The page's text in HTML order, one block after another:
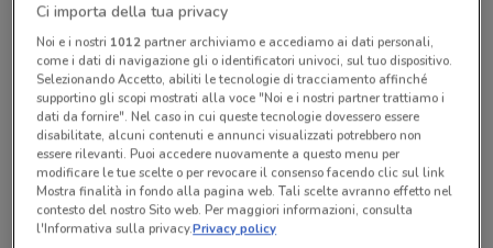
Chiama il negozio
Lunedì n.d.
Martedì n.d.
Mercoledì n.d.
Giovedì n.d.
Venerdì n.d.
Sabato n.d.
Domenica n.d.
0774530229
Marcangeli Snc - Affiliato
Ci importa della tua privacy
Noi e i nostri 1012partner archiviamo e accediamo ai dati personali,
come i dati di navigazione gli o identificatori univoci, sul tuo dispositivo.
Selezionando Accetto, abiliti le tecnologie di tracciamento affinché
supportino gli scopi mostrati alla voce "Noi e i nostri partner trattiamo i
dati da fornire". Nel caso in cui queste tecnologie dovessero essere
disabilitate, alcuni contenuti e annunci visualizzati potrebbero non
essere rilevanti. Puoi accedere nuovamente a questo menu per
modificare le tue scelte o per revocare il consenso facendo clic sul link
Mostra finalità in fondo alla pagina web. Tali scelte avranno effetto nel
contesto del nostro Sito web. Per maggiori informazioni, consulta
l'Informativa sulla privacy.Privacy policy